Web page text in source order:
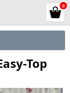
0
Top